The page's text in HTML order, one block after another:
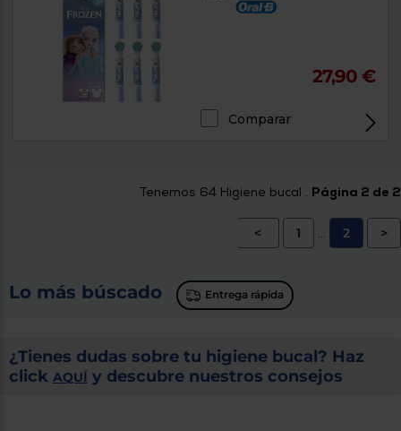
27,90 €
Comparar
Tenemos 64 Higiene bucal . Página 2 de 2
< 1 ... 2 >
Lo más búscado Entrega rápida
¿Tienes dudas sobre tu higiene bucal? Haz
click AQUÍ y descubre nuestros consejos